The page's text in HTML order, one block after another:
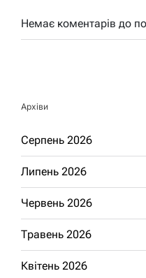
Немає коментарів до
Архіви
Серпень 2026
Липень 2026
Червень 2026
Травень 2026
Квітень 2026